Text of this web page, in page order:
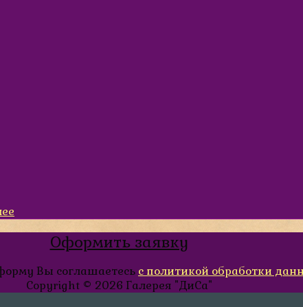
Оформить заявку
Вы соглашаетесь с политикой обработки
Copyright © 2026 Галерея "ДиСа"